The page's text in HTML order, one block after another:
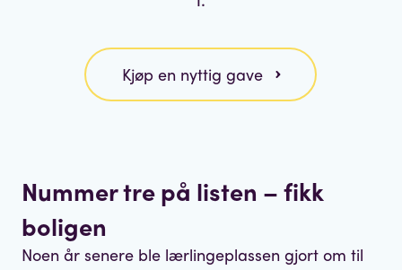
Kjøp en nyttig gave
Nummer tre på listen – fikk
boligen
Noen år senere ble lærlingeplassen gjort om til